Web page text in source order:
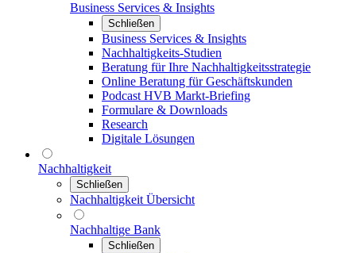
Business Services & Insights
Schließen
Business Services & Insights
Nachhaltigkeits-Studien
Beratung für Ihre Nachhaltigkeitsstrategie
Online Beratung für Geschäftskunden
Podcast HVB Markt-Briefing
Formulare & Downloads
Research
Digitale Lösungen
Nachhaltigkeit
Schließen
Nachhaltigkeit Übersicht
Nachhaltige Bank
Schließen